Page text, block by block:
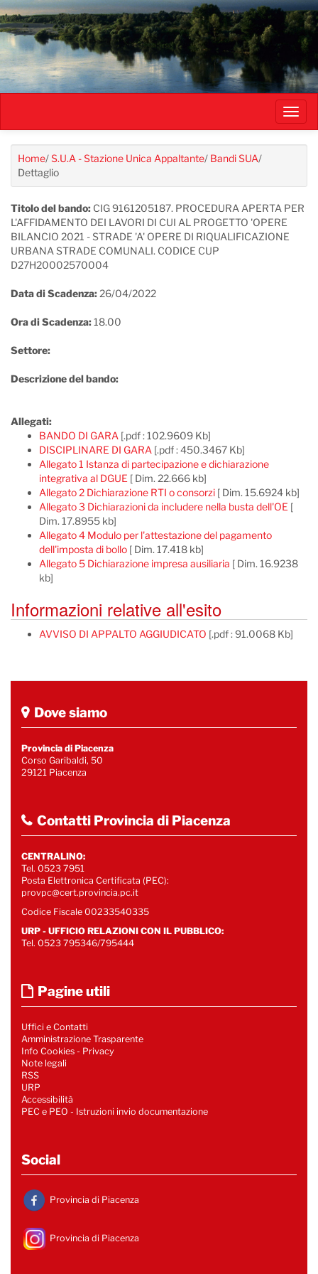
Salta
al
contenuto
principale
Home/S.U.A - Stazione Unica Appaltante/ Bandi SUA/
Dettaglio
Titolo del bando: CIG 9161205187. PROCEDURA APERTA PER
L'AFFIDAMENTO DEI LAVORI DI CUI AL PROGETTO 'OPERE
BILANCIO 2021 - STRADE 'A' OPERE DI RIQUALIFICAZIONE
URBANA STRADE COMUNALI. CODICE CUP
D27H20002570004
Data di Scadenza: 26/04/2022
Ora di Scadenza:18.00
Settore:
Descrizione del bando:
Allegati:
BANDO DI GARA [.pdf : 102.9609 Kb]
DISCIPLINARE DI GARA [.pdf : 450.3467 Kb]
Allegato 1 Istanza di partecipazione e dichiarazione
integrativa al DGUE [ Dim. 22.666 kb]
Allegato 2 Dichiarazione RTI o consorzi [ Dim. 15.6924 kb]
Allegato 3 Dichiarazioni da includere nella busta dell'OE [
Dim. 17.8955 kb]
Allegato 4 Modulo per l'attestazione del pagamento
dell'imposta di bollo [ Dim. 17.418 kb]
Allegato 5 Dichiarazione impresa ausiliaria [ Dim. 16.9238
kb]
Informazioni relative all'esito
AVVISO DI APPALTO AGGIUDICATO [.pdf : 91.0068 Kb]
Dove siamo
Provincia di Piacenza
Corso Garibaldi, 50
29121 Piacenza
Contatti Provincia di Piacenza
CENTRALINO:
Tel. 0523 7951
Posta Elettronica Certificata (PEC):
provpc@cert.provincia.pc.it
Codice Fiscale 00233540335
URP - UFFICIO RELAZIONI CON IL PUBBLICO:
Tel. 0523 795346/795444
Pagine utili
Uffici e Contatti
Amministrazione Trasparente
Info Cookies - Privacy
Note legali
RSS
URP
Accessibilità
PEC e PEO - Istruzioni invio documentazione
Social
Provincia di Piacenza
Provincia di Piacenza